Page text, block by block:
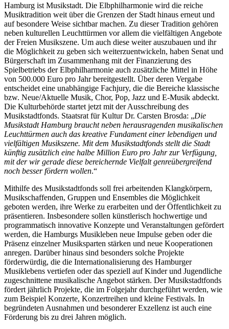
Hamburg ist Musikstadt. Die Elbphilharmonie wird die reiche
Musiktradition weit über die Grenzen der Stadt hinaus erneut und
auf besondere Weise sichtbar machen. Zu dieser Tradition gehören
neben kulturellen Leuchttürmen vor allem die vielfältigen Angebote
der Freien Musikszene. Um auch diese weiter auszubauen und ihr
die Möglichkeit zu geben sich weiterzuentwickeln, haben Senat und
Bürgerschaft im Zusammenhang mit der Finanzierung des
Spielbetriebs der Elbphilharmonie auch zusätzliche Mittel in Höhe
von 500.000 Euro pro Jahr bereitgestellt. Über deren Vergabe
entscheidet eine unabhängige Fachjury, die die Bereiche klassische
bzw. Neue/Aktuelle Musik, Chor, Pop, Jazz und E-Musik abdeckt.
Die Kulturbehörde startet jetzt mit der Ausschreibung des
Musikstadtfonds. Staatsrat für Kultur Dr. Carsten Brosda: „Die
Musikstadt Hamburg braucht neben herausragenden musikalischen
Leuchttürmen auch das kreative Fundament einer lebendigen und
vielfältigen Musikszene. Mit dem Musikstadtfonds stellt die Stadt
künftig zusätzlich eine halbe Million Euro pro Jahr zur Verfügung,
mit der wir gerade diese bereichernde Vielfalt genreübergreifend
noch besser fördern wollen.“
Mithilfe des Musikstadtfonds soll frei arbeitenden Klangkörpern,
Musikschaffenden, Gruppen und Ensembles die Möglichkeit
geboten werden, ihre Werke zu erarbeiten und der Öffentlichkeit zu
präsentieren. Insbesondere sollen künstlerisch hochwertige und
programmatisch innovative Konzepte und Veranstaltungen gefördert
werden, die Hamburgs Musikleben neue Impulse geben oder die
Präsenz einzelner Musiksparten stärken und neue Kooperationen
anregen. Darüber hinaus sind besonders solche Projekte
förderwürdig, die die Internationalisierung des Hamburger
Musiklebens vertiefen oder das speziell auf Kinder und Jugendliche
zugeschnittene musikalische Angebot stärken. Der Musikstadtfonds
fördert jährlich Projekte, die im Folgejahr durchgeführt werden, wie
zum Beispiel Konzerte, Konzertreihen und kleine Festivals. In
begründeten Ausnahmen und besonderer Exzellenz ist auch eine
Förderung bis zu drei Jahren möglich.